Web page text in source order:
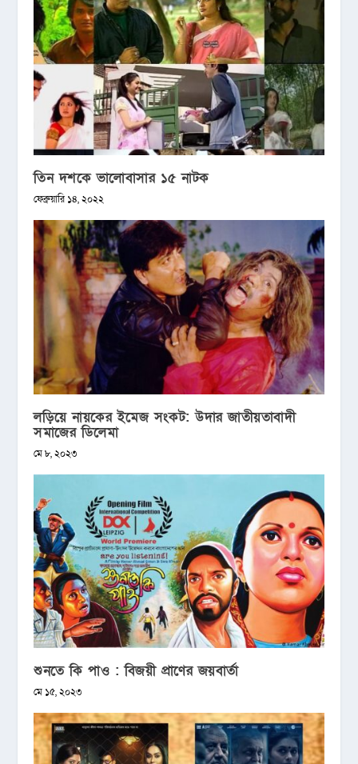
তিন দশকে ভালোবাসার ১৫ নাটক
ফেব্রুয়ারি ১৪, ২০২২
লড়িয়ে নায়কের ইমেজ সংকট: উদার জাতীয়তাবাদী
সমাজের ডিলেমা
মে ৮, ২০২৩
শুনতে কি পাও : বিজয়ী প্রাণের জয়বার্তা
মে ১৫, ২০২৩